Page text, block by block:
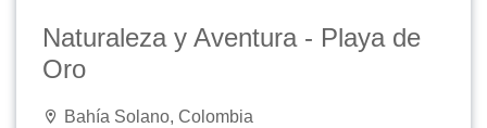
Naturaleza y Aventura - Playa de
Oro
Bahía Solano, Colombia